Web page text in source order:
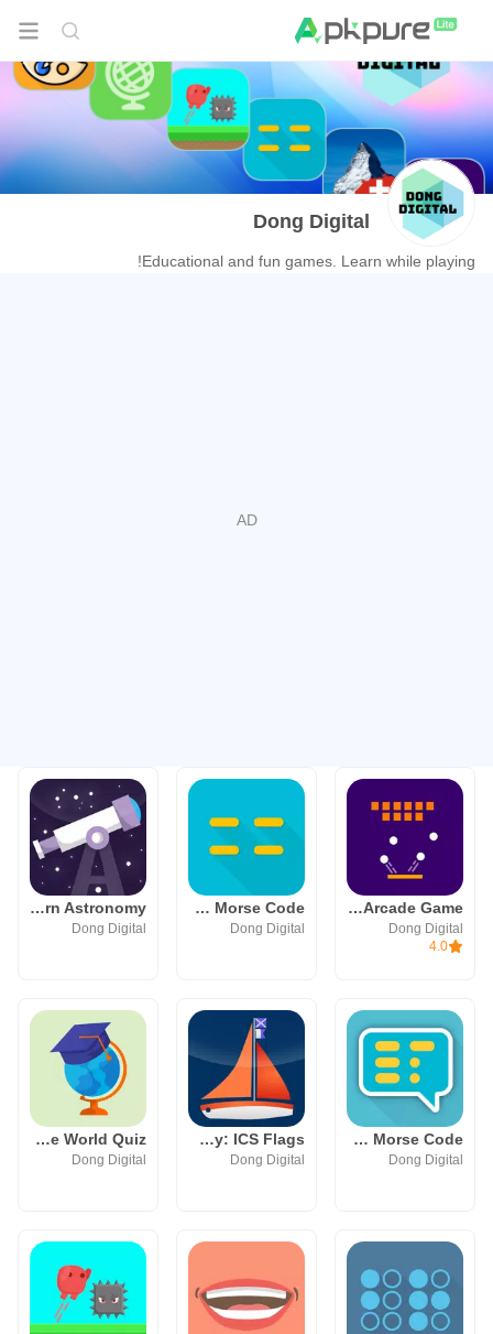
Dong Digital
Educational and fun games. Learn while playing!
Brick Mania: Fun Arcade Game
Dong Digital
4.0
Morse Mania: Learn Morse Code
Dong Digital
Sky Academy: Learn Astronomy
Dong Digital
Morse Chat: Talk in Morse Code
Dong Digital
Maritime Academy: ICS Flags
Dong Digital
Country Mania: the World Quiz
Dong Digital